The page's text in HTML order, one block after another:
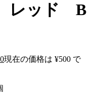
レッド B
現在の価格は ¥500 で